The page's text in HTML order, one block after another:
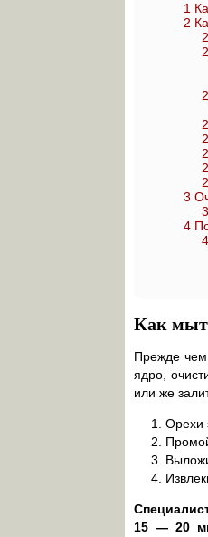
1
2
3
4
Как
Прежде чем
ядро,
или же
Орехи
15 — 20